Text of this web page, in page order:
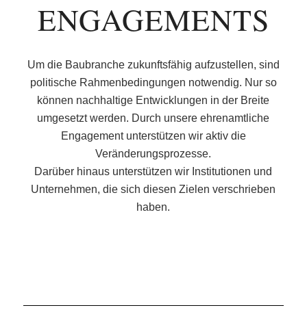
ENGAGEMENTS
Um die Baubranche zukunftsfähig aufzustellen, sind
politische Rahmenbedingungen notwendig. Nur so
können nachhaltige Entwicklungen in der Breite
umgesetzt werden. Durch unsere ehrenamtliche
Engagement unterstützen wir aktiv die
Veränderungsprozesse.
Darüber hinaus unterstützen wir Institutionen und
Unternehmen, die sich diesen Zielen verschrieben
haben.